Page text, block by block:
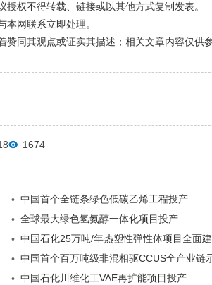
权不得转载、链接或以其他方式复制发表。
网联系立即处理。
同其观点或证实其描述；相关文章内容仅供参
1674
• 中国首个全链条绿色低碳乙烯工程投产
• 全球最大绿色氢氨醇一体化项目投产
• 中国石化25万吨/年热塑性弹性体项目全面
•
• 中国石化川维化工VAE再扩能项目投产